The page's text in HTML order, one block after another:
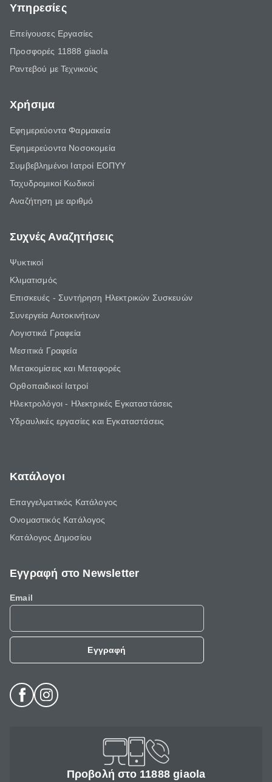
Υπηρεσίες
Επείγουσες Εργασίες
Προσφορές 11888 giaola
Ραντεβού με Τεχνικούς
Χρήσιμα
Εφημερεύοντα Φαρμακεία
Εφημερεύοντα Νοσοκομεία
Συμβεβλημένοι Ιατροί ΕΟΠΥΥ
Ταχυδρομικοί Κωδικοί
Αναζήτηση με αριθμό
Συχνές Αναζητήσεις
Ψυκτικοί
Κλιματισμός
Επισκευές - Συντήρηση Ηλεκτρικών Συσκευών
Συνεργεία Αυτοκινήτων
Λογιστικά Γραφεία
Μεσιτικά Γραφεία
Μετακομίσεις και Μεταφορές
Ορθοπαιδικοί Ιατροί
Ηλεκτρολόγοι - Ηλεκτρικές Εγκαταστάσεις
Υδραυλικές εργασίες και Εγκαταστάσεις
Κατάλογοι
Επαγγελματικός Κατάλογος
Ονομαστικός Κατάλογος
Κατάλογος Δημοσίου
Εγγραφή στο Newsletter
Email
Εγγραφή
Προβολή στο 11888 giaola